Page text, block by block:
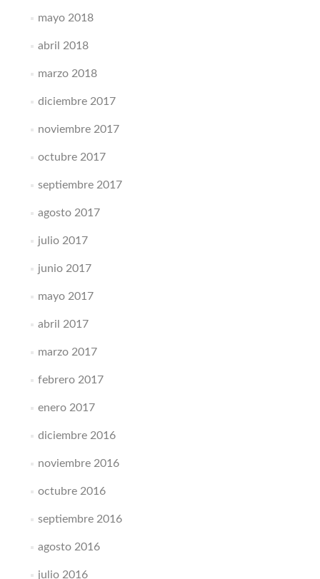
mayo 2018
abril 2018
marzo 2018
diciembre 2017
noviembre 2017
octubre 2017
septiembre 2017
agosto 2017
julio 2017
junio 2017
mayo 2017
abril 2017
marzo 2017
febrero 2017
enero 2017
diciembre 2016
noviembre 2016
octubre 2016
septiembre 2016
agosto 2016
julio 2016